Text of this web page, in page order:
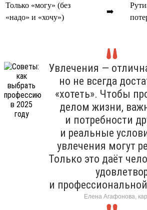
Только «могу» (без
«надо» и «хочу»)
➡️
Увлечения —
но не всегда
«хотеть». Чтобы
делом жизни,
и потребности
и реальные
увлечения могут
Только это даёт
и
Елена Агафонова,